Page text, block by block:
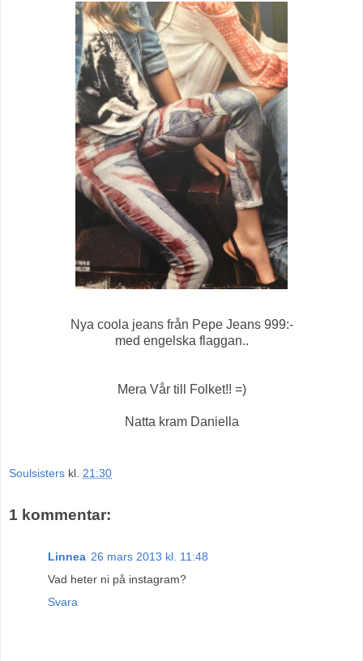
Nya coola jeans från Pepe Jeans 999:-
med engelska flaggan..
Mera Vår till Folket!! =)
Natta kram Daniella
Soulsisters kl. 21:30
1 kommentar:
Linnea 26 mars 2013 kl. 11:48
Vad heter ni på instagram?
Svara